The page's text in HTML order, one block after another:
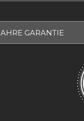
GARANTIE